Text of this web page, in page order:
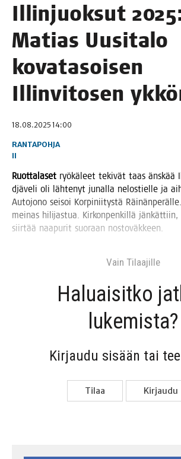
Illin­juok­sut 2025:
Matias Uusi­ta­lo
kova­ta­soi­sen
Illin­vi­to­sen
18.08.2025 14:00
RANTAPOHJA
II
Ruot­ta­la­set ryö­kä­leet teki­vät taas äns­kää
djä­ve­li oli läh­te­nyt junal­la nelos­tiel­le ja
Auto­jo­no sei­soi Kor­pi­nii­tys­tä
mei­nas hili­jas­tua. Kir­kon­pen­kil­lä
siir­tää naa­pu­rit suo­raan nostoväkkeen.
Vain Tilaa­jil­le
Haluai­sit­ko
lukemista?
Kir­jau­du sisään tai
Tilaa Kir­jau­du